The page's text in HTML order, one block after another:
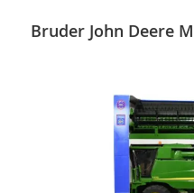
Bruder John Deere